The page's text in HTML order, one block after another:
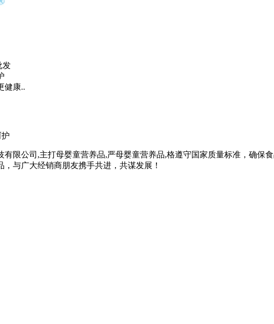
发
健康..
限公司,主打母婴童营养品,严母婴童营养品,格遵守国家质量标准，确保
与广大经销商朋友携手共进，共谋发展！